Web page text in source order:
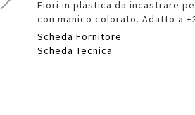
Fiori in plastica da incastrare
con manico colorato. Adatto a
Scheda Fornitore
Scheda Tecnica